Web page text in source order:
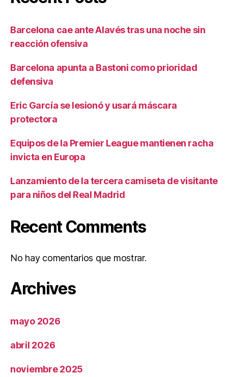
Barcelona cae ante Alavés tras una noche sin
reacción ofensiva
Barcelona apunta a Bastoni como prioridad
defensiva
Eric García se lesionó y usará máscara
protectora
Equipos de la Premier League mantienen racha
invicta en Europa
Lanzamiento de la tercera camiseta de visitante
para niños del Real Madrid
Recent Comments
No hay comentarios que mostrar.
Archives
mayo 2026
abril 2026
noviembre 2025